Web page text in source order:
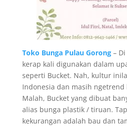
Toko Bunga Pulau Gorong– Di
kerap kali digunakan dalam
seperti Bucket. Nah, kultur
Indonesia dan masih ngetrend
Malah, Bucket yang dibuat
alias bunga plastik / tiruan.
kekurangan adalah bau dan